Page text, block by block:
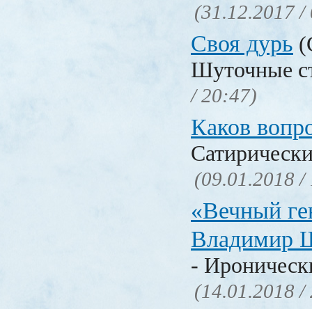
(31.12.2017 /
Своя дурь
Шуточные
/ 20:47)
Каков
(09.01.2018 /
«Вечный
Владимир
-
(14.01.2018 /